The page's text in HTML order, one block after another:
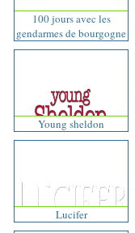
100 jours avec les
gendarmes de bourgogne
Young sheldon
Lucifer